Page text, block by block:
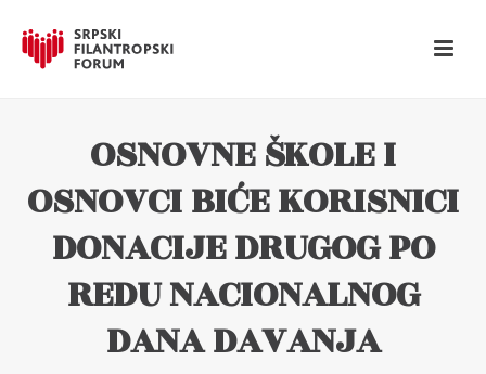
OSNOVNE ŠKOLE I
OSNOVCI BIĆE KORISNICI
DONACIJE DRUGOG PO
REDU NACIONALNOG
DANA DAVANJA